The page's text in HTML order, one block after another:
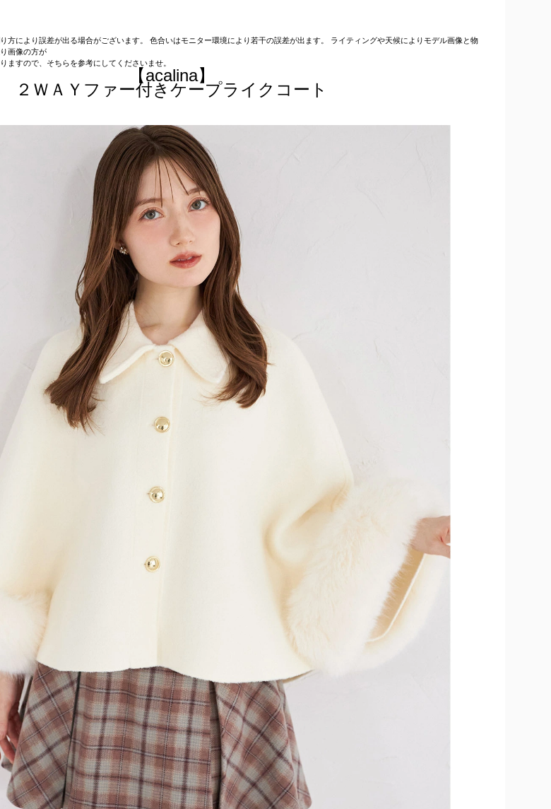
方により誤差が出る場合がございます。 色合いはモニター環境により若干の誤差が出ます。 ライティングや天候によりモデル画像と物
画像の方が
ますので、そちらを参考にしてくださいませ。
【acalina】
２ＷＡＹファー付きケープライクコート